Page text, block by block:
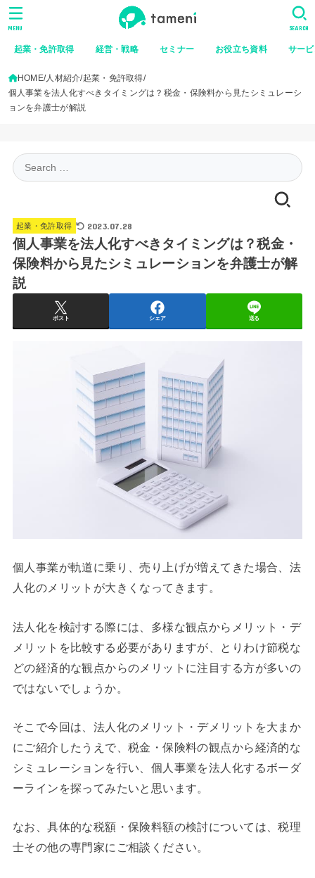
起業・免許取得 経営・戦略 セミナー お役立ち資料 サー
SEARCH
MENU
HOME 人材紹介 起業・免許取得
個人事業を法人化すべきタイミングは？税金・保険料から見たシミュレーシ
ョンを弁護士が解説
for:
起業・免許取得 2023.07.28
個人事業を法人化すべきタイミングは？税金・
保険料から見たシミュレーションを弁護士が解
説
ポスト シェア 送る
個人事業が軌道に乗り、売り上げが増えてきた場合、法
人化のメリットが大きくなってきます。
法人化を検討する際には、多様な観点からメリット・デ
メリットを比較する必要がありますが、とりわけ節税な
どの経済的な観点からのメリットに注目する方が多いの
ではないでしょうか。
そこで今回は、法人化のメリット・デメリットを大まか
にご紹介したうえで、税金・保険料の観点から経済的な
シミュレーションを行い、個人事業を法人化するボーダ
ーラインを探ってみたいと思います。
なお、具体的な税額・保険料額の検討については、税理
士その他の専門家にご相談ください。